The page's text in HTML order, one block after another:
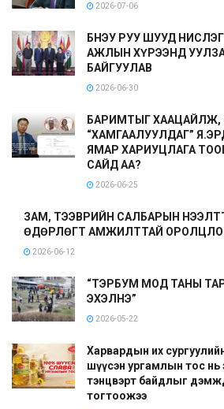
2026-07-06
БНЭУ РУУ ШУУД
АЖЛЫН ХҮРЭЭНД
БАЙГУУЛАВ
2026-06-30
БАРИМТЫГ ХААЦАЙЛЖ,
“ХАМГААЛУУЛДАГ”
ЯМАР ХАРИУЦЛАГА
САЙД АА?
2026-06-25
ЗАМ, ТЭЭВРИЙН САЛБАРЫН
ӨДӨРЛӨГТ АМЖИЛТТАЙ
2026-06-12
“ТЭРБУМ МОД ТАНЫ
ЭХЭЛНЭ”
2026-05-22
Харвардын их
шүүсэн ургамлын тос нь
тэнцвэрт байдлыг
тогтоожээ